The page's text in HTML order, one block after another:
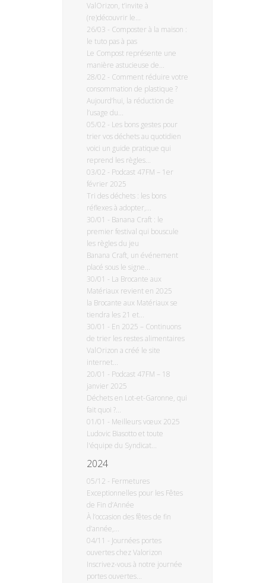
ValOrizon, t’invite à
(re)découvrir le...
26/03 - Composter à la maison :
le tuto pas à pas
Le Compost représente une
manière astucieuse de...
28/02 - Comment réduire votre
consommation de plastique ?
Aujourd’hui, la réduction de
l’usage du...
05/02 - Les bons gestes pour
trier vos déchets au quotidien
voici un guide pratique qui
reprend les règles...
03/02 - Podcast 47FM – 1er
février 2025
Tri des déchets : les bons
réflexes à adopter,...
30/01 - Banana Craft : le
premier festival qui bouscule
les règles du jeu
Banana Craft, un événement
placé sous le signe...
30/01 - La Brocante aux
Matériaux revient en 2025
la Brocante aux Matériaux se
tiendra les 21 et...
30/01 - En 2025 – Continuons
de trier les restes alimentaires
ValOrizon a créé le site
internet...
20/01 - Podcast 47FM – 18
janvier 2025
Déchets en Lot-et-Garonne, qui
fait quoi ?...
01/01 - Meilleurs vœux 2025
Ludovic Biasotto et toute
l'équipe du Syndicat...
2024
05/12 - Fermetures
Exceptionnelles pour les Fêtes
de Fin d’Année
À l’occasion des fêtes de fin
d’année,...
04/11 - Journées portes
ouvertes chez Valorizon
Inscrivez-vous à notre journée
portes ouvertes...